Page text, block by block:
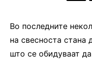
Во последните
на свесноста стана
што се обидуваат